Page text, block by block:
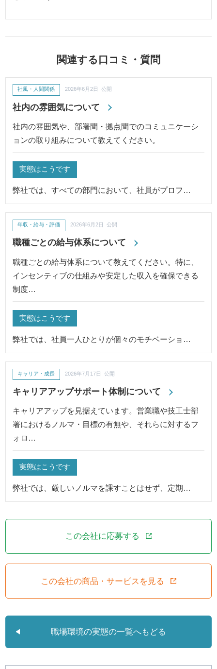
関連する口コミ・質問
社内の雰囲気について
社風・人間関係 2026年6月2日 公開
社内の雰囲気や、部署間・拠点間でのコミュニケーシ
ョンの取り組みについて教えてください。
実態はこうです
弊社では、すべての部門において、社員がプロフ…
職種ごとの給与体系について
年収・給与・評価 2026年6月2日 公開
職種ごとの給与体系について教えてください。特に、
インセンティブの仕組みや安定した収入を確保できる
制度…
実態はこうです
弊社では、社員一人ひとりが個々のモチベーショ…
キャリアアップサポート体制について
キャリア・成長 2026年7月17日 公開
キャリアアップを見据えています。営業職や技工士部
署におけるノルマ・目標の有無や、それらに対するフ
ォロ…
実態はこうです
弊社では、厳しいノルマを課すことはせず、定期…
この会社に応募する
この会社の商品・サービスを見る
職場環境の実態の一覧へもどる